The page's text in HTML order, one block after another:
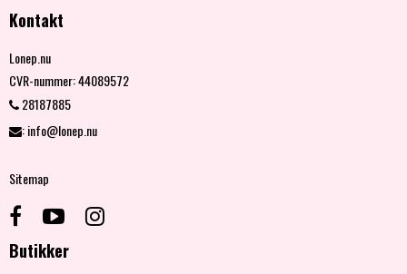
Kontakt
Lonep.nu
CVR-nummer:44089572
28187885
:info@lonep.nu
Sitemap
Butikker